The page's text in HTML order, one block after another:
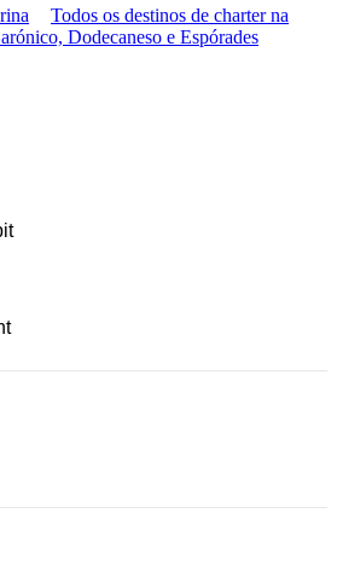
Todos os destinos de charter na
Dodecaneso e Espórades